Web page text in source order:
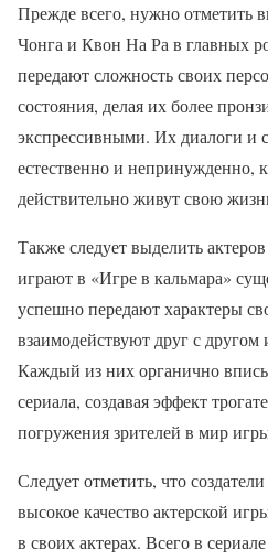
Прежде всего, нужно
Чонга и Квон На Ра в главных
передают сложность своих
состояния, делая их более
экспрессивными. Их диалоги и
естественно и непринужденно,
действительно живут свою
Также следует выделить
играют в «Игре в кальмара»
успешно передают характеры
взаимодействуют друг с
Каждый из них органично
сериала, создавая эффект
погружения зрителей в мир
Следует отметить, что
высокое качество актерской
в своих актерах. Всего в